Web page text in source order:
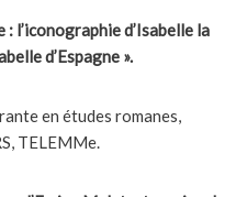
l’iconographie d’Isabelle la
d’Espagne ».
en études romanes,
TELEMMe.